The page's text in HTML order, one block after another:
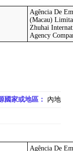
Agência De
(Macau)
Zhuhai
Agency
國家或地區： 內地
Agência De